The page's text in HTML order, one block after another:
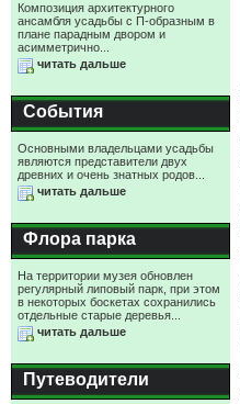
Композиция архитектурного
ансамбля усадьбы с П-образным в
плане парадным двором и
асимметрично...
читать дальше
События
Основными владельцами усадьбы
являются представители двух
древних и очень знатных родов...
читать дальше
Флора парка
На территории музея обновлен
регулярный липовый парк, при этом
в некоторых боскетах сохранились
отдельные старые деревья...
читать дальше
Путеводители